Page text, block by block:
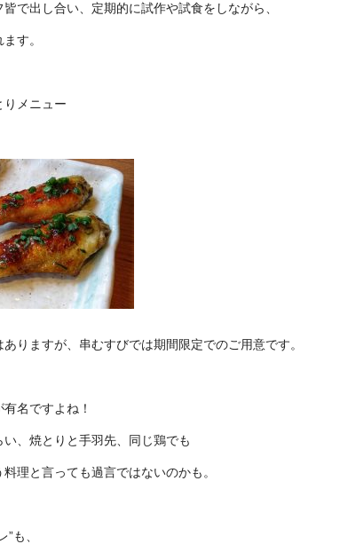
で出し合い、定期的に試作や試食をしながら、
す。
りメニュー
りますが、串むすびでは期間限定でのご用意です。
名ですよね！
、焼とりと手羽先、同じ鶏でも
理と言っても過言ではないのかも。
も、